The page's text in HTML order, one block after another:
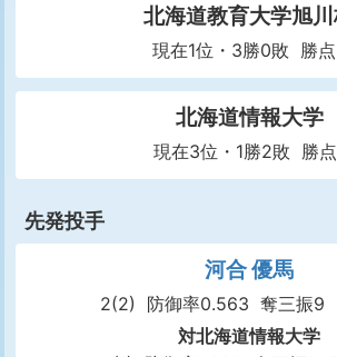
北海道教育大学旭
現在1位・3勝0敗 勝
北海道情報大学
現在3位・1勝2敗 勝
先発投手
河合 優馬
2(2) 防御率0.563 奪三振9
対北海道情報大学